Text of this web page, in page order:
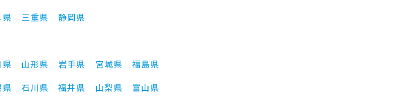
県 三重県
静岡県
県 山形県 岩手県 宮城県
福島県
県 石川県 福井県 山梨県
富山県